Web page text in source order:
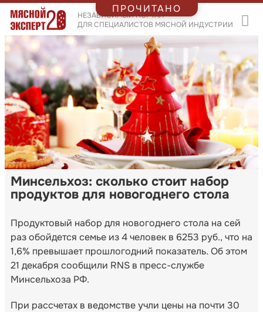
НЕЗАВИСИМЫЙ ПОРТАЛ
ДЛЯ СПЕЦИАЛИСТОВ МЯСНОЙ ИНДУСТРИИ
Минсельхоз: сколько стоит набор
продуктов для новогоднего стола
Продуктовый набор для новогоднего стола на сей
раз обойдется семье из 4 человек в 6253 руб., что на
1,6% превышает прошлогодний показатель. Об этом
21 декабря сообщили RNS в пресс-службе
Минсельхоза РФ.
При рассчетах в ведомстве учли цены на почти 30
ПРОЧИТАНО